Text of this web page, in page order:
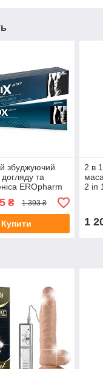
збуджуючий
та
EROpharm
75 мл 💪
₴ 1 393 ₴
Купити
2 в
2 in
1